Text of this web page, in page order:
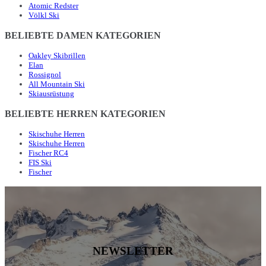
Atomic Redster
Völkl Ski
BELIEBTE DAMEN KATEGORIEN
Oakley Skibrillen
Elan
Rossignol
All Mountain Ski
Skiausrüstung
BELIEBTE HERREN KATEGORIEN
Skischuhe Herren
Skischuhe Herren
Fischer RC4
FIS Ski
Fischer
NEWSLETTER